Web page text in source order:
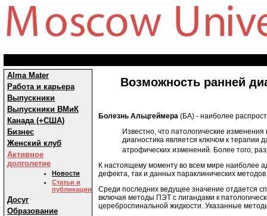
Alma Mater
Работа и карьера
Выпускники
Выпускники ВМиК
Канада (+США)
Бизнес
Женский клуб
Активное
долголетие
Новости
Статьи и
публикации
Досуг
Образование
Возможность ранней
Болезнь Альцгеймера (БА) - наиболее
Известно, что патологические
диагностика является ключом к
атрофических изменений. Более того,
К настоящему моменту во всем мире наиболее
дефекта, так и данных параклинических
Среди последних ведущее значение отдается
включая методы ПЭТ с лигандами к
цереброспинальной жидкости. Указанные